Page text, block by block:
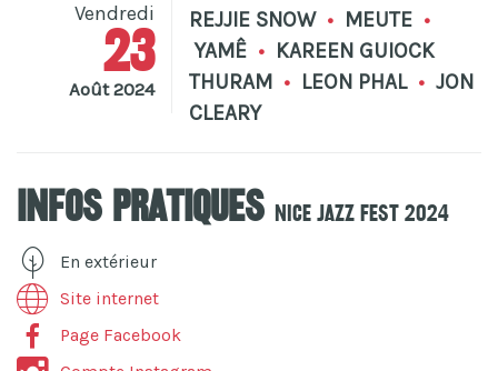
Vendredi
23
Août 2024
REJJIE SNOW • MEUTE •
YAMÊ • KAREEN GUIOCK
THURAM • LEON PHAL • JON
CLEARY
Infos pratiques Nice Jazz Fest 2024
En extérieur
Site internet
Page Facebook